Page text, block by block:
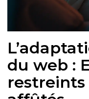
du web :